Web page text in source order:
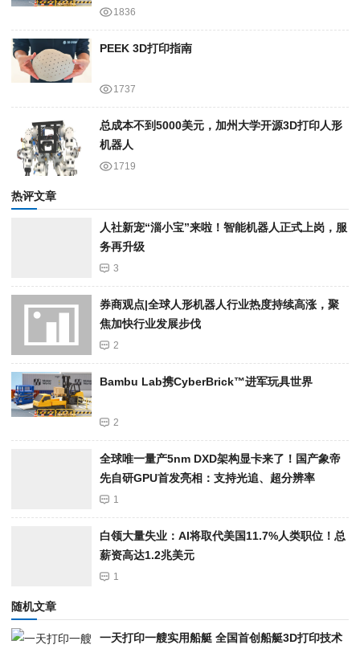
1836
PEEK 3D打印指南
1737
总成本不到5000美元，加州大学开源3D打印人形
机器人
1719
热评文章
人社新宠“淄小宝”来啦！智能机器人正式上岗，服
务再升级
3
券商观点|全球人形机器人行业热度持续高涨，聚
焦加快行业发展步伐
2
Bambu Lab携Cyber​​Brick™进军玩具世界
2
全球唯一量产5nm DXD架构显卡来了！国产象帝
先自研GPU首发亮相：支持光追、超分辨率
1
白领大量失业：AI将取代美国11.7%人类职位！总
薪资高达1.2兆美元
1
随机文章
一天打印一艘实用船艇 全国首创船艇3D打印技术